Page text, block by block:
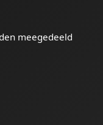
meegedeeld